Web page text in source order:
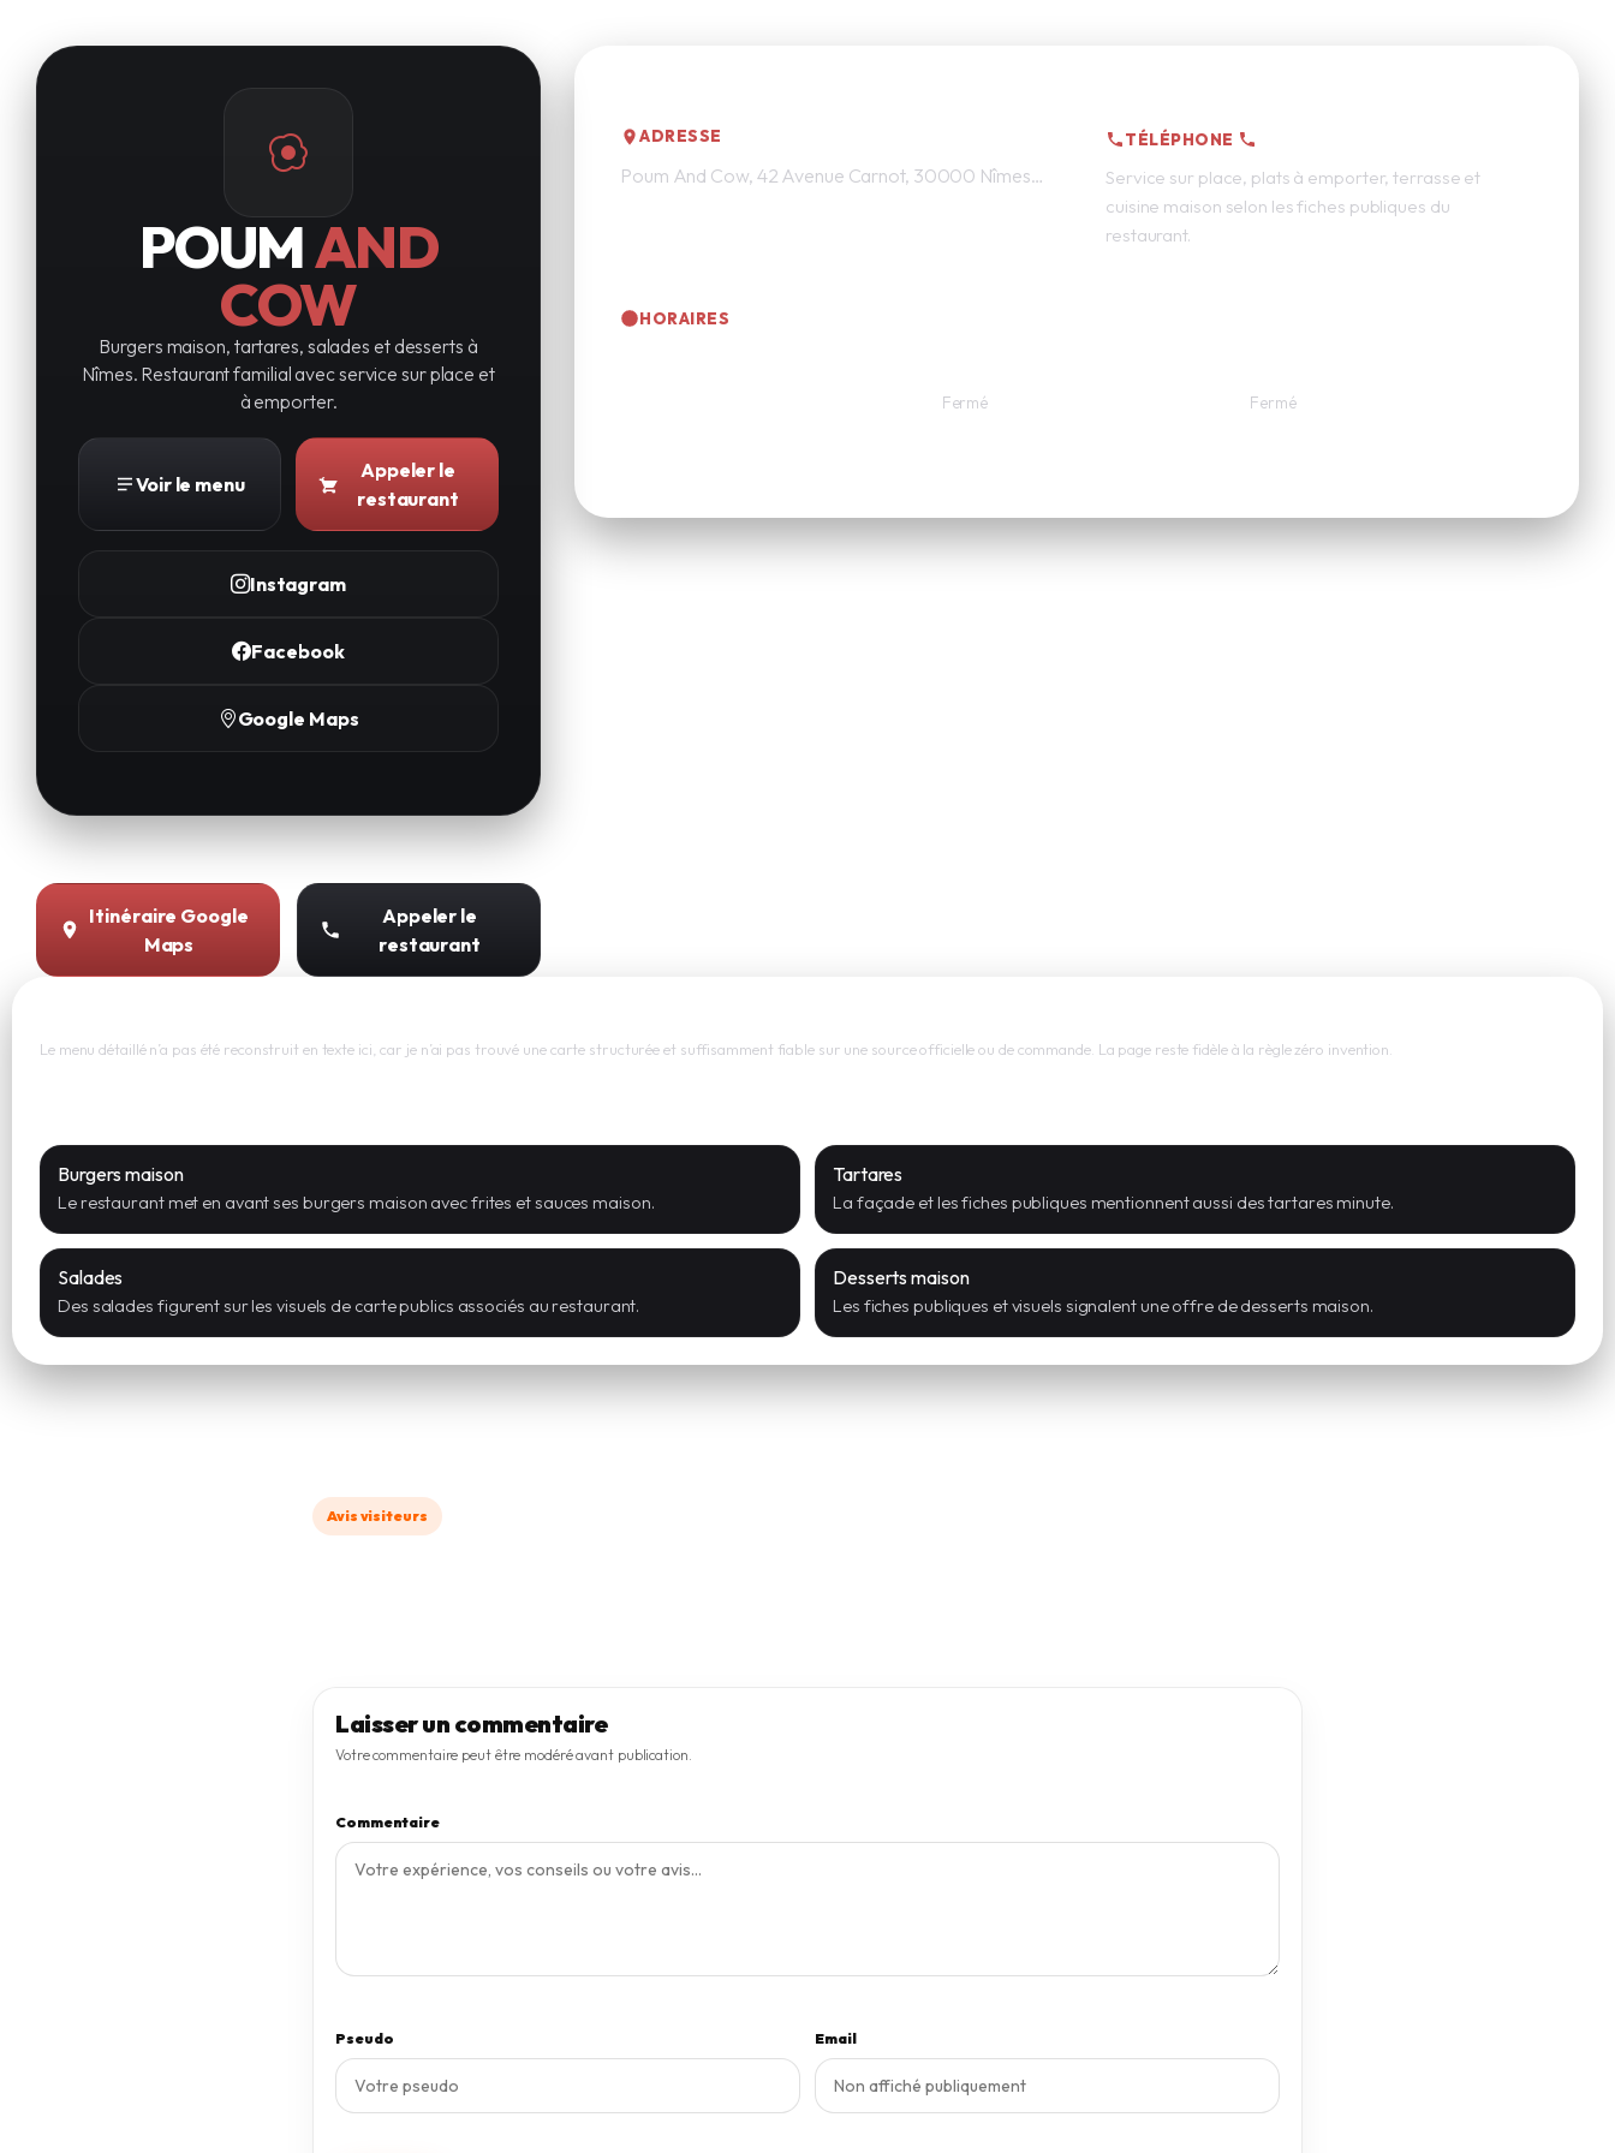
POUMAND
COW
Burgers maison, tartares, salades et desserts à
Nîmes. Restaurant familial avec service sur place et
à emporter.
Voir le menu
Appeler le
restaurant
Instagram
Facebook
Google Maps
ADRESSE
Poum And Cow, 42 Avenue Carnot, 30000 Nîmes, France
TÉLÉPHONE
Service sur place, plats à emporter, terrasse et
cuisine maison selon les fiches publiques du
restaurant.
HORAIRES
Fermé Fermé
Itinéraire Google
Maps
Appeler le
restaurant
Le menu détaillé n’a pas été reconstruit en texte ici, car je n’ai pas trouvé une carte structurée et suffisamment fiable sur une source officielle ou de commande. La page reste fidèle à la règle zéro invention.
Burgers maison
Le restaurant met en avant ses burgers maison avec frites et sauces maison.
Tartares
La façade et les fiches publiques mentionnent aussi des tartares minute.
Salades
Des salades figurent sur les visuels de carte publics associés au restaurant.
Desserts maison
Les fiches publiques et visuels signalent une offre de desserts maison.
Avis visiteurs
Laisser un commentaire
Votre commentaire peut être modéré avant publication.
Commentaire
Pseudo Email